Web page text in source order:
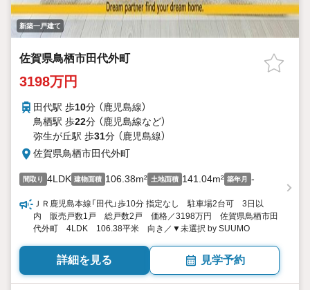
新築一戸建て
佐賀県鳥栖市田代外町
3198万円
田代駅 歩10分 （鹿児島線）
鳥栖駅 歩22分 （鹿児島線など）
弥生が丘駅 歩31分 （鹿児島線）
佐賀県鳥栖市田代外町
間取り 4LDK 建物面積 106.38m² 土地面積 141.04m² 築年月 -
ＪＲ鹿児島本線「田代」歩10分 指定なし 駐車場2台可 3日以
内 販売戸数1戸 総戸数2戸 価格／3198万円 佐賀県鳥栖市田
代外町 4LDK 106.38平米 向き／▼未選択 by SUUMO
詳細を見る 見学予約